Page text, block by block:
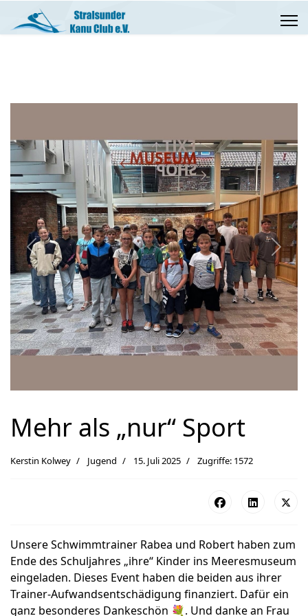
Previous Next
Mehr als „nur“ Sport
Kerstin Kolwey Jugend 15. Juli 2025 Zugriffe: 1572
Unsere Schwimmtrainer Rabea und Robert haben zum
Ende des Schuljahres „ihre“ Kinder ins Meeresmuseum
eingeladen. Dieses Event haben die beiden aus ihrer
Trainer-Aufwandsentschädigung finanziert. Dafür ein
ganz besonderes Dankeschön 💐. Und danke an Frau